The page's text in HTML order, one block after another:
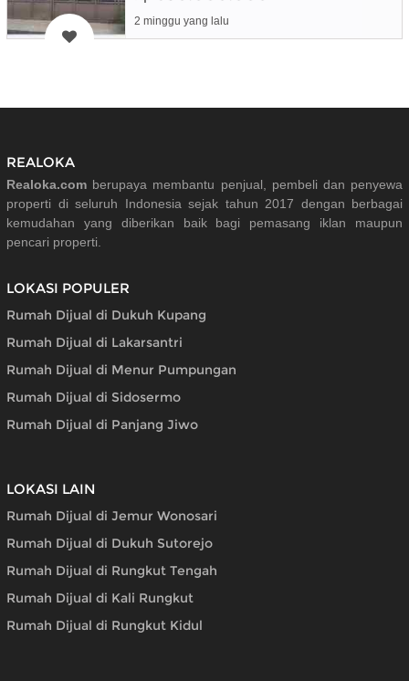
2 minggu yang lalu
REALOKA
Realoka.com berupaya membantu penjual, pembeli dan penyewa
properti di seluruh Indonesia sejak tahun 2017 dengan berbagai
kemudahan yang diberikan baik bagi pemasang iklan maupun
pencari properti.
LOKASI POPULER
Rumah Dijual di Dukuh Kupang
Rumah Dijual di Lakarsantri
Rumah Dijual di Menur Pumpungan
Rumah Dijual di Sidosermo
Rumah Dijual di Panjang Jiwo
LOKASI LAIN
Rumah Dijual di Jemur Wonosari
Rumah Dijual di Dukuh Sutorejo
Rumah Dijual di Rungkut Tengah
Rumah Dijual di Kali Rungkut
Rumah Dijual di Rungkut Kidul